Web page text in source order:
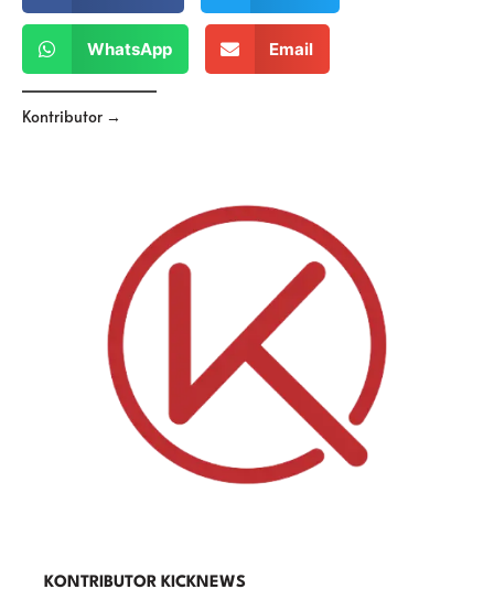
WhatsApp Email
Kontributor →
KONTRIBUTOR KICKNEWS